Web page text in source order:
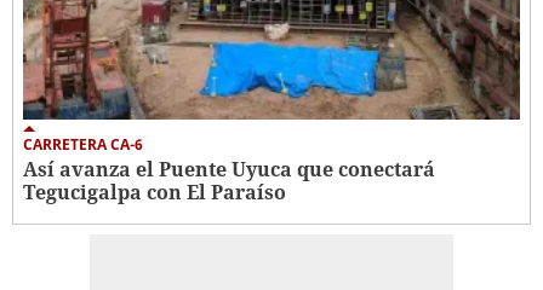
CARRETERA CA-6
Así avanza el Puente Uyuca que conectará
Tegucigalpa con El Paraíso